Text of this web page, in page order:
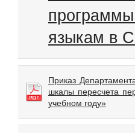
языкам в
Приказ
шкалы пересчета
учебном году»